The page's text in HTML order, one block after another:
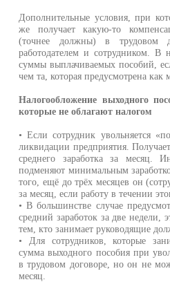
Дополнительные условия, при
же получает какую-то
(точнее должны) в трудовом
работодателем и сотрудником.
суммы выплачиваемых пособий,
чем та, которая предусмотрена как
Налогообложение выходного
которые не облагают налогом
• Если сотрудник увольняется
ликвидации предприятия.
среднего заработка за месяц.
подменяют минимальным
того, ещё до трёх месяцев он
за месяц, если работу в течении
• В большинстве случае
средний заработок за две недели,
тем, кто занимает руководящие
• Для сотрудников, которые
сумма выходного пособия при
в трудовом договоре, но он не
месяц.